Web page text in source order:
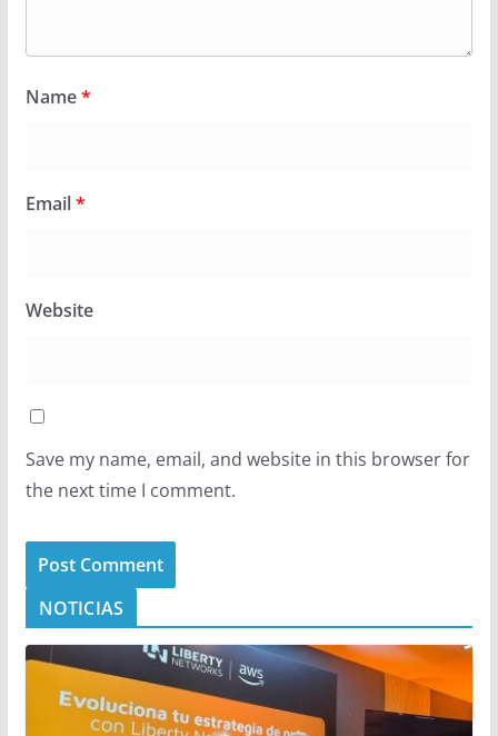
Name*
Email*
Website
Save my name, email, and website in this browser for
the next time I comment.
NOTICIAS